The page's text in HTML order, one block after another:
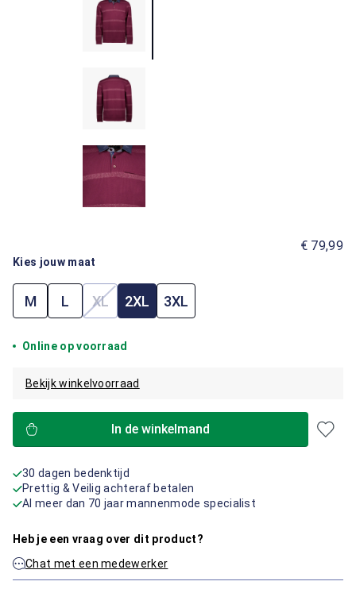
€ 79,99
Kies jouw maat
M L XL(Deze optie is momenteel niet beschikbaar.)
2XL 3XL
Online op voorraad
Bekijk winkelvoorraad
In de winkelmand
30 dagen bedenktijd
Prettig & Veilig achteraf betalen
Al meer dan 70 jaar mannenmode specialist
Heb je een vraag over dit product?
Chat met een medewerker